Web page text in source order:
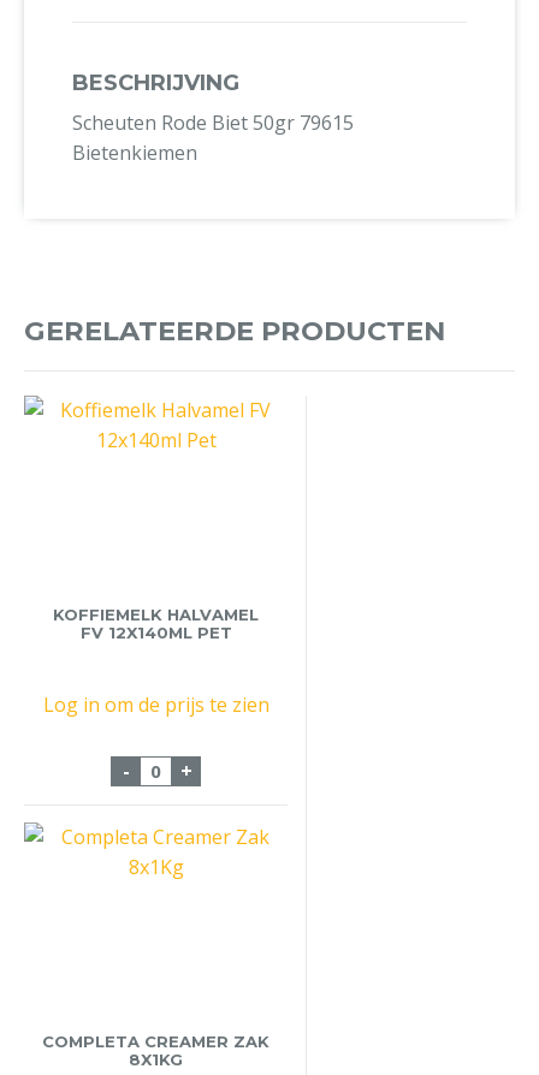
BESCHRIJVING
Scheuten Rode Biet 50gr 79615
Bietenkiemen
GERELATEERDE PRODUCTEN
KOFFIEMELK HALVAMEL
FV 12X140ML PET
Log in om de prijs te zien
- Koffiemelk Halvamel FV 12x140ml Pet
+
COMPLETA CREAMER ZAK
8X1KG